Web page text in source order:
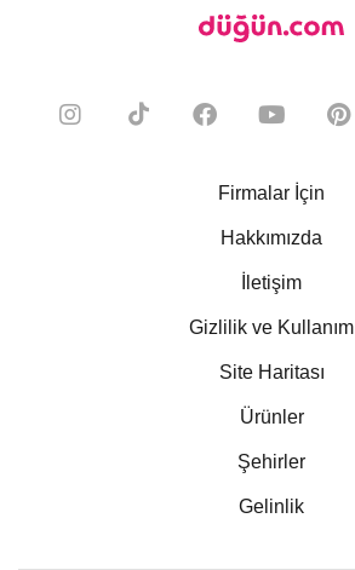
Firmalar İçin
Hakkımızda
İletişim
Gizlilik ve Kullanım
Site Haritası
Ürünler
Şehirler
Gelinlik